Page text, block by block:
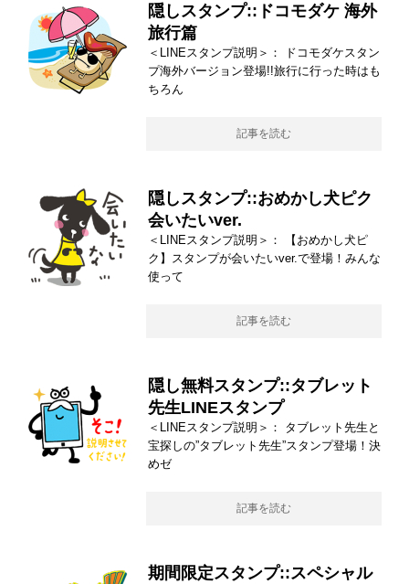
隠しスタンプ::ドコモダケ 海外
旅行篇
＜LINEスタンプ説明＞： ドコモダケスタン
プ海外バージョン登場!!旅行に行った時はも
ちろん
記事を読む
隠しスタンプ::おめかし犬ピク
会いたいver.
＜LINEスタンプ説明＞： 【おめかし犬ピ
ク】スタンプが会いたいver.で登場！みんな
使って
記事を読む
隠し無料スタンプ::タブレット
先生LINEスタンプ
＜LINEスタンプ説明＞： タブレット先生と
宝探しの”タブレット先生”スタンプ登場！決
めゼ
記事を読む
期間限定スタンプ::スペシャル